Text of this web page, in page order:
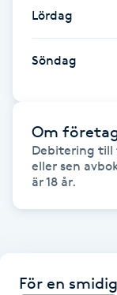
Kiropraktik
Klangmassage
Klippning
Klippning &
Klippning ungdom
Lördag
Söndag
Om
Debitering till
eller sen
är 18 år.
För en